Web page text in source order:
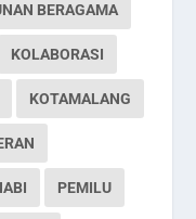
BERAGAMA
KOLABORASI
KOTAMALANG
PEMILU